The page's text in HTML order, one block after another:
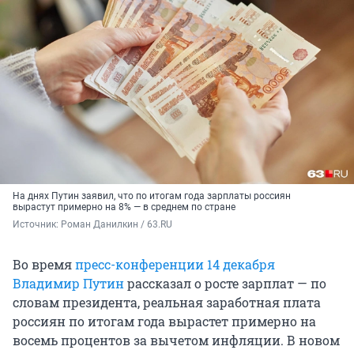
На днях Путин заявил, что по итогам года зарплаты россиян
вырастут примерно на 8% — в среднем по стране
Источник: Роман Данилкин / 63.RU
Во времяпресс-конференции 14 декабря
Владимир Путинрассказал о росте зарплат — по
словам президента, реальная заработная плата
россиян по итогам года вырастет примерно на
восемь процентов за вычетом инфляции. В новом